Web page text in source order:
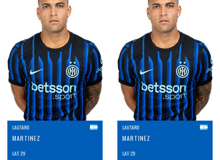
LAUTARO
MARTINEZ
LAT: 29
LAUTARO
MARTINEZ
LAT: 29